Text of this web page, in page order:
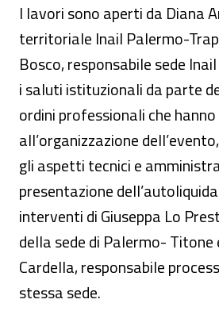
I lavori sono aperti da Diana
territoriale Inail Palermo-
Bosco, responsabile sede
i saluti istituzionali da parte
ordini professionali che
all’organizzazione
gli aspetti tecnici e
presentazione
interventi di Giuseppa Lo
della sede di Palermo-
Cardella, responsabile
stessa sede.